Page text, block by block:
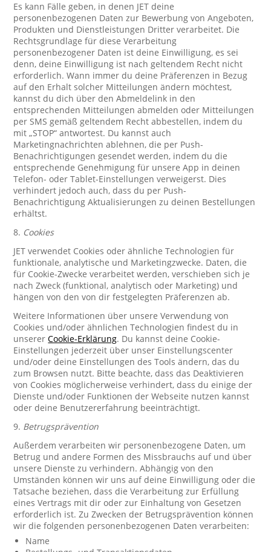
Es kann Fälle geben, in denen JET deine
personenbezogenen Daten zur Bewerbung von Angeboten,
Produkten und Dienstleistungen Dritter verarbeitet. Die
Rechtsgrundlage für diese Verarbeitung
personenbezogener Daten ist deine Einwilligung, es sei
denn, deine Einwilligung ist nach geltendem Recht nicht
erforderlich. Wann immer du deine Präferenzen in Bezug
auf den Erhalt solcher Mitteilungen ändern möchtest,
kannst du dich über den Abmeldelink in den
entsprechenden Mitteilungen abmelden oder Mitteilungen
per SMS gemäß geltendem Recht abbestellen, indem du
mit „STOP“ antwortest. Du kannst auch
Marketingnachrichten ablehnen, die per Push-
Benachrichtigungen gesendet werden, indem du die
entsprechende Genehmigung für unsere App in deinen
Telefon- oder Tablet-Einstellungen verweigerst. Dies
verhindert jedoch auch, dass du per Push-
Benachrichtigung Aktualisierungen zu deinen Bestellungen
erhältst.
8. Cookies
JET verwendet Cookies oder ähnliche Technologien für
funktionale, analytische und Marketingzwecke. Daten, die
für Cookie-Zwecke verarbeitet werden, verschieben sich je
nach Zweck (funktional, analytisch oder Marketing) und
hängen von den von dir festgelegten Präferenzen ab.
Weitere Informationen über unsere Verwendung von
Cookies und/oder ähnlichen Technologien findest du in
unsererCookie-Erklärung. Du kannst deine Cookie-
Einstellungen jederzeit über unser Einstellungscenter
und/oder deine Einstellungen des Tools ändern, das du
zum Browsen nutzt. Bitte beachte, dass das Deaktivieren
von Cookies möglicherweise verhindert, dass du einige der
Dienste und/oder Funktionen der Webseite nutzen kannst
oder deine Benutzererfahrung beeinträchtigt.
9. Betrugsprävention
Außerdem verarbeiten wir personenbezogene Daten, um
Betrug und andere Formen des Missbrauchs auf und über
unsere Dienste zu verhindern. Abhängig von den
Umständen können wir uns auf deine Einwilligung oder die
Tatsache beziehen, dass die Verarbeitung zur Erfüllung
eines Vertrags mit dir oder zur Einhaltung von Gesetzen
erforderlich ist. Zu Zwecken der Betrugsprävention können
wir die folgenden personenbezogenen Daten verarbeiten:
Name